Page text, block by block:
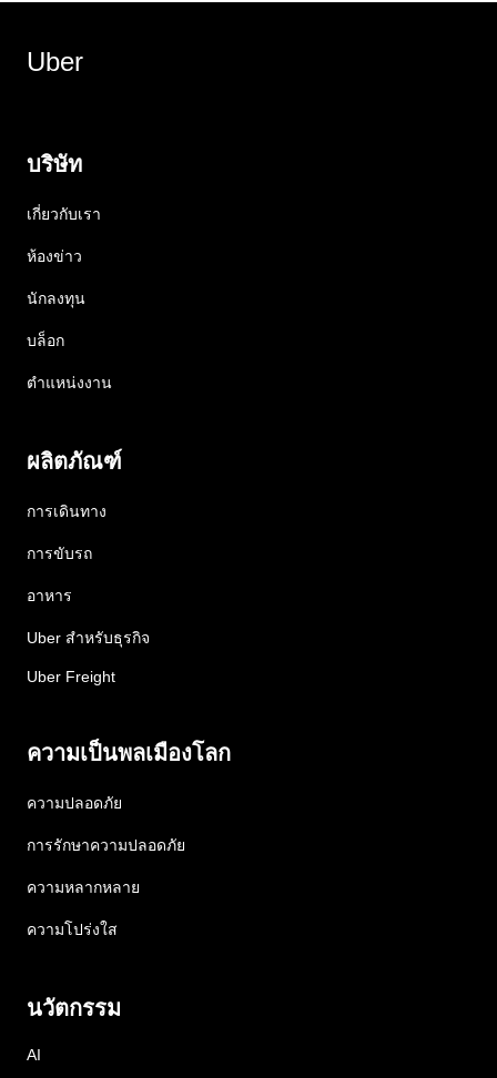
Uber
บริษัท
เกี่ยวกับเรา
ห้องข่าว
นักลงทุน
บล็อก
ตำแหน่งงาน
ผลิตภัณฑ์
การเดินทาง
การขับรถ
อาหาร
Uber สำหรับธุรกิจ
Uber Freight
ความเป็นพลเมืองโลก
ความปลอดภัย
การรักษาความปลอดภัย
ความหลากหลาย
ความโปร่งใส
นวัตกรรม
AI